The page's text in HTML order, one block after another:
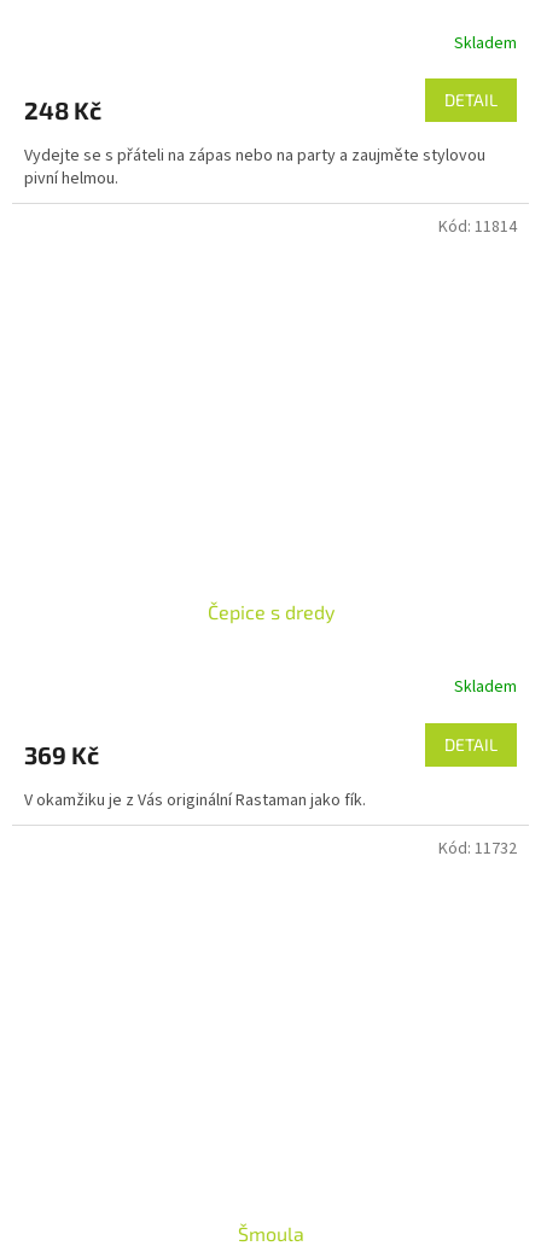
Skladem
248 Kč DETAIL
Vydejte se s přáteli na zápas nebo na party a zaujměte stylovou
pivní helmou.
Čepice s dredy
Skladem
369 Kč DETAIL
V okamžiku je z Vás originální Rastaman jako fík.
Kód: 11814
Šmoula
Kód: 11732